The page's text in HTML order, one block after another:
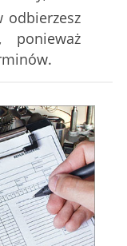
odbierzesz
ponieważ